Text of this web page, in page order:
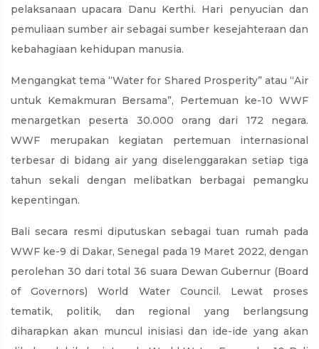
pelaksanaan upacara Danu Kerthi. Hari penyucian dan
pemuliaan sumber air sebagai sumber kesejahteraan dan
kebahagiaan kehidupan manusia.
Mengangkat tema “Water for Shared Prosperity” atau “Air
untuk Kemakmuran Bersama”, Pertemuan ke-10 WWF
menargetkan peserta 30.000 orang dari 172 negara.
WWF merupakan kegiatan pertemuan internasional
terbesar di bidang air yang diselenggarakan setiap tiga
tahun sekali dengan melibatkan berbagai pemangku
kepentingan.
Bali secara resmi diputuskan sebagai tuan rumah pada
WWF ke-9 di Dakar, Senegal pada 19 Maret 2022, dengan
perolehan 30 dari total 36 suara Dewan Gubernur (Board
of Governors) World Water Council. Lewat proses
tematik, politik, dan regional yang berlangsung
diharapkan akan muncul inisiasi dan ide-ide yang akan